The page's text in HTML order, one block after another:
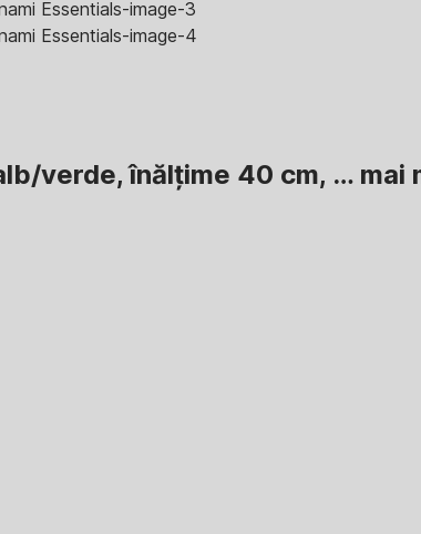
verde, înălțime 40 cm, … mai